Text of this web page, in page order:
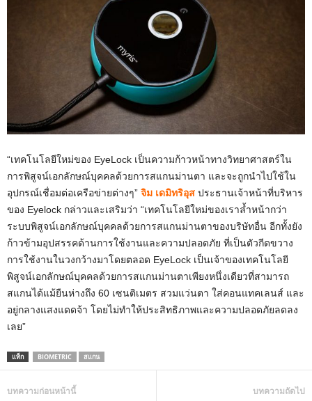
“เทคโนโลยีใหม่ของ EyeLock เป็นความก้าวหน้าทางวิทยาศาสตร์ใน
การพิสูจน์เอกลักษณ์บุคคลด้วยการสแกนม่านตา และจะถูกนำไปใช้ใน
อุปกรณ์เชื่อมต่อเครือข่ายต่างๆ” จิม เดมิทริอุส ประธานเจ้าหน้าที่บริหาร
ของ Eyelock กล่าวและเสริมว่า “เทคโนโลยีใหม่ของเราล้ำหน้ากว่า
ระบบพิสูจน์เอกลักษณ์บุคคลด้วยการสแกนม่านตาของบริษัทอื่น อีกทั้งยัง
ก้าวข้ามอุปสรรคด้านการใช้งานและความปลอดภัย ที่เป็นตัวกีดขวาง
การใช้งานในวงกว้างมาโดยตลอด EyeLock เป็นเจ้าของเทคโนโลยี
พิสูจน์เอกลักษณ์บุคคลด้วยการสแกนม่านตาเพียงหนึ่งเดียวที่สามารถ
สแกนได้แม้ยืนห่างถึง 60 เซนติเมตร สวมแว่นตา ใส่คอนแทคเลนส์ และ
อยู่กลางแสงแดดจ้า โดยไม่ทำให้ประสิทธิภาพและความปลอดภัยลดลง
เลย”
แท็ก BIOMETRIC สแกน
บทความก่อนหน้านี้ บทความถัดไป